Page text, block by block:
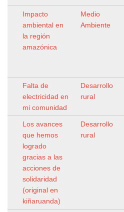
Impacto
ambiental en
la región
amazónica
Medio
Ambiente
Falta de
electricidad en
mi comunidad
Desarrollo
rural
Los avances
que hemos
logrado
gracias a las
acciones de
solidaridad
(original en
kiñaruanda)
Desarrollo
rural